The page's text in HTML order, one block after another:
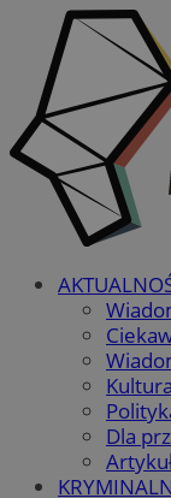
Kultura
Dla